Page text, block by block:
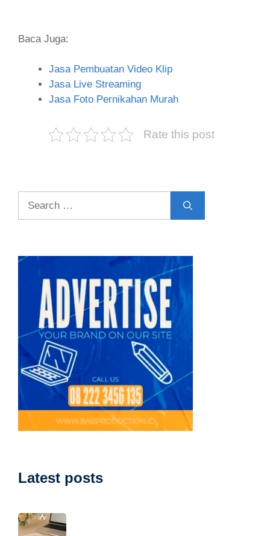
Baca Juga:
Jasa Pembuatan Video Klip
Jasa Live Streaming
Jasa Foto Pernikahan Murah
Rate this post
Latest posts